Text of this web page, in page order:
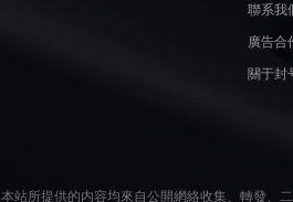
聯系我
廣告合
關于封
本站所提供的内容均來自公開網絡收集、轉發、